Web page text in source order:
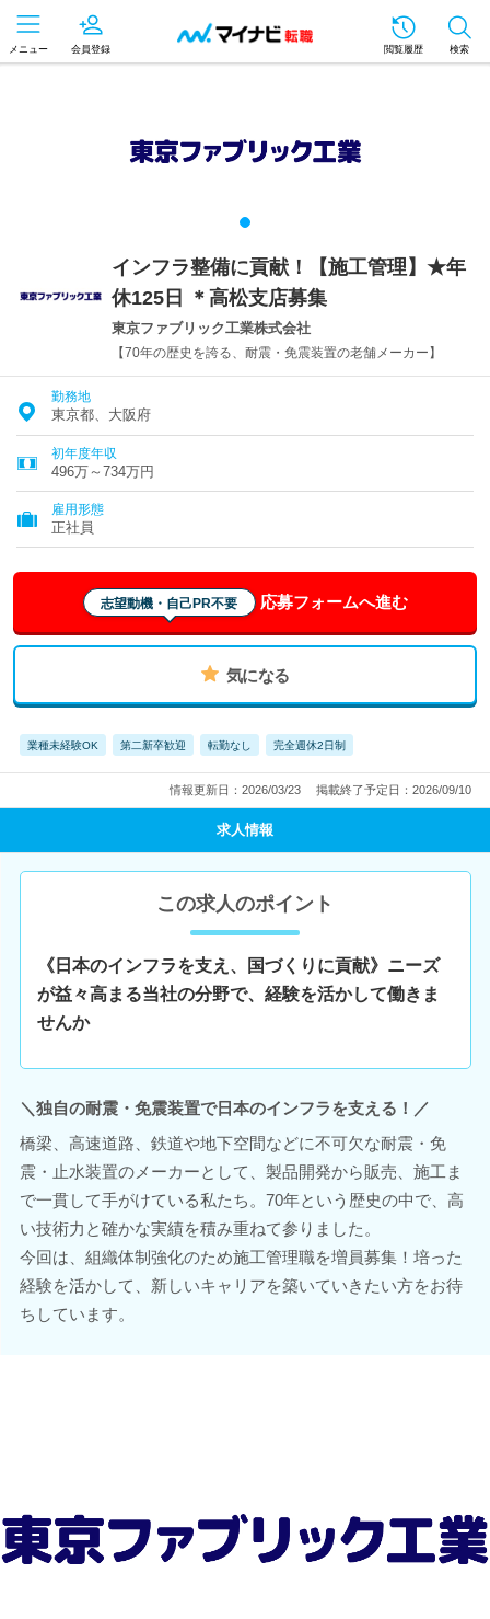
メニュー 会員登録 閲覧履歴 検索
インフラ整備に貢献！【施工管理】★年
休125日 ＊高松支店募集
東京ファブリック工業株式会社
【70年の歴史を誇る、耐震・免震装置の老舗メーカー】
勤務地
東京都、大阪府
初年度年収
496万～734万円
雇用形態
正社員
志望動機・自己PR不要 応募フォームへ進む
気になる
業種未経験OK 第二新卒歓迎 転勤なし 完全週休2日制
情報更新日：2026/03/23 掲載終了予定日：2026/09/10
求人情報
この求人のポイント
《日本のインフラを支え、国づくりに貢献》ニーズ
が益々高まる当社の分野で、経験を活かして働きま
せんか
＼独自の耐震・免震装置で日本のインフラを支える！／
橋梁、高速道路、鉄道や地下空間などに不可欠な耐震・免
震・止水装置のメーカーとして、製品開発から販売、施工ま
で一貫して手がけている私たち。70年という歴史の中で、高
い技術力と確かな実績を積み重ねて参りました。
今回は、組織体制強化のため施工管理職を増員募集！培った
経験を活かして、新しいキャリアを築いていきたい方をお待
ちしています。